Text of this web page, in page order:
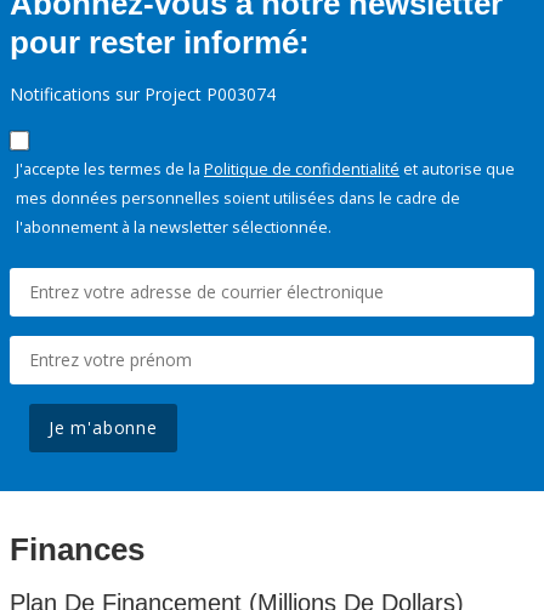
pour rester informé:
Notifications sur Project P003074
J'accepte les termes de la Politique de confidentialité et autorise que
mes données personnelles soient utilisées dans le cadre de
l'abonnement à la newsletter sélectionnée.
Je m'abonne
Finances
Plan De Financement (Millions De Dollars)